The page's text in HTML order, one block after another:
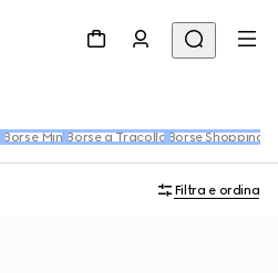
Borse Mini Borse a Tracolla Borse Shopping
Filtra e ordina